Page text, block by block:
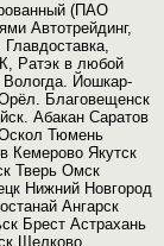
(ПАО
Автотрейдинг,
Ратэк в любой
Йошкар-
Благовещенск
Абакан Саратов
Тюмень
Кемерово Якутск
Тверь Омск
Нижний Новгород
Ангарск
Брест Астрахань
Щелково